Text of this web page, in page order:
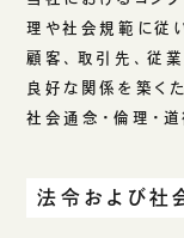
サステナビリティ
セキュリティポリ
労働情報の公開
理や社会規範に従
顧客、取引先、従
良好な関係を築く
社会通念・倫理・
法令および社